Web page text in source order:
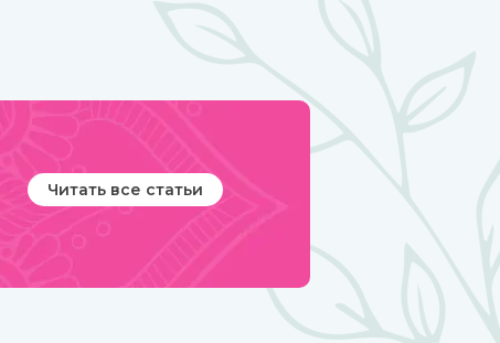
популярность приобрели благовония палочки за свою
простоту использования и высокое качество при
весьма приемлемой стоимости.
Читать все статьи